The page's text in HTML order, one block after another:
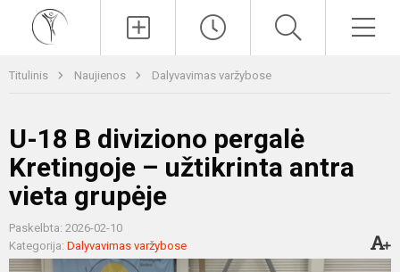
Titulinis Naujienos Dalyvavimas varžybose
U-18 B diviziono pergalė
Kretingoje – užtikrinta antra
vieta grupėje
Paskelbta: 2026-02-10
Kategorija: Dalyvavimas varžybose